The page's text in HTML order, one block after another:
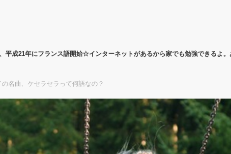
平成21年にフランス語開始☆インターネットがあるから家でも勉強できるよ。
の名曲、ケセラセラって何語なの？